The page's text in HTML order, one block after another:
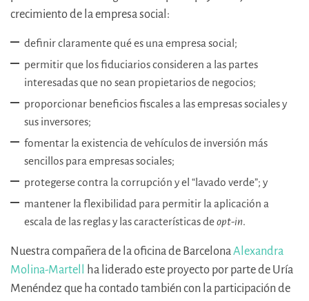
crecimiento de la empresa social:
definir claramente qué es una empresa social;
permitir que los fiduciarios consideren a las partes
interesadas que no sean propietarios de negocios;
proporcionar beneficios fiscales a las empresas sociales y
sus inversores;
fomentar la existencia de vehículos de inversión más
sencillos para empresas sociales;
protegerse contra la corrupción y el “lavado verde”; y
mantener la flexibilidad para permitir la aplicación a
escala de las reglas y las características deopt-in.
Nuestra compañera de la oficina de BarcelonaAlexandra
Molina-Martell
ha liderado este proyecto por parte de Uría
Menéndez que ha contado también con la participación de